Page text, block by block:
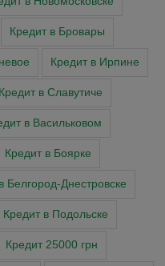
Кредит в Бровары
Кредит в Ирпине
Кредит в Славутиче
в Васильковом
Кредит в Боярке
Белгород-Днестровске
Кредит в Подольске
Кредит 25000 грн